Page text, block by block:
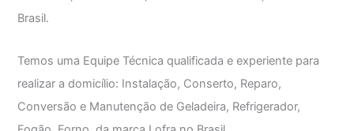
Brasil.
Temos uma Equipe Técnica qualificada e experiente para
realizar a domicílio: Instalação, Conserto, Reparo,
Conversão e Manutenção de Geladeira, Refrigerador,